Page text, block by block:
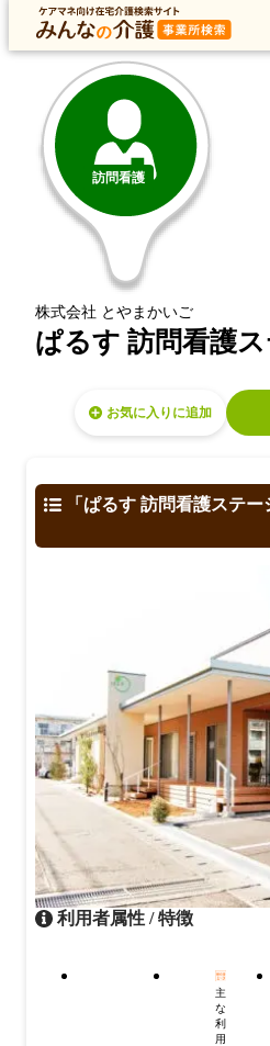
トップ データ
トップ 静岡県 静岡市清水区 訪問看護
訪問看護
株式会社 とやまかいご
ぱるす 訪問看護
お気に入り
「ぱるす 訪問看護ステ
利用者属性 / 特徴
主
な
利
用